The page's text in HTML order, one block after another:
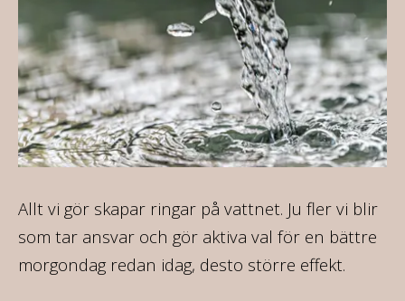
Allt vi gör skapar ringar på vattnet. Ju fler vi blir
som tar ansvar och gör aktiva val för en bättre
morgondag redan idag, desto större effekt.